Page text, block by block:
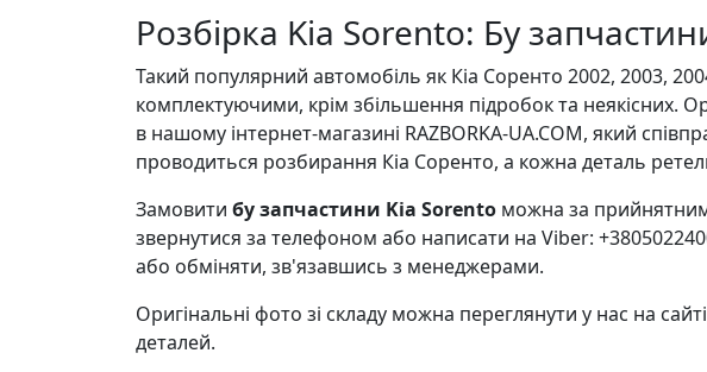
Розбірка Kia Sorento: Бу
Такий популярний автомобіль як Кіа Соренто 2002, 2003,
комплектуючими, крім збільшення підробок та неякісних.
в нашому інтернет-магазині RAZBORKA-UA.COM, який
проводиться розбирання Кіа Соренто, а кожна деталь
Замовити бу запчастини Kia Sorento можна за
звернутися за телефоном або написати на Viber:
або обміняти, зв'язавшись з менеджерами.
Оригінальні фото зі складу можна переглянути у нас на
деталей.